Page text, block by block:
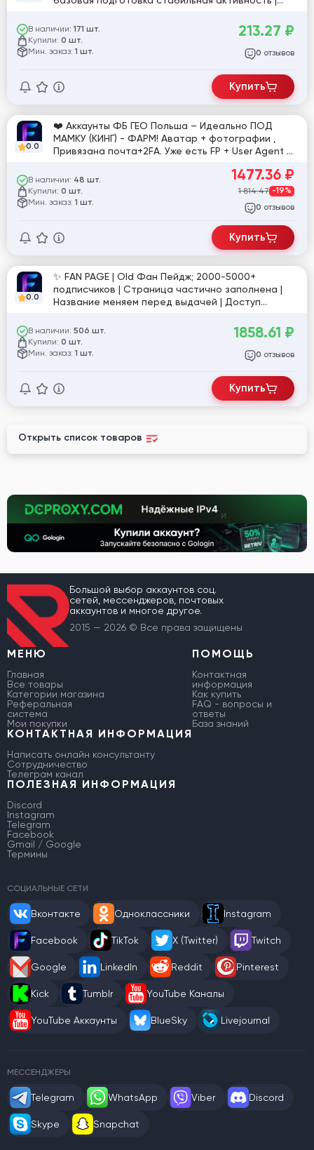
В наличии: 171 шт.
Купили: 0 шт.
Мин. заказ: 1 шт.
213.27 ₽
0 отзывов
Купить
0.0
❤️ Аккаунты ФБ ГЕО Польша – Идеально ПОД
МАМКУ (КИНГ) - ФАРМ! Аватар + фотографии ,
Привязана почта+2FA. Уже есть FP + User Agent +
пикселем ФБ + Переход по предлагамой
рекламе в ленте ФБ. Что бы запускать рекламу
В наличии: 48 шт.
Купили: 0 шт.
Мин. заказ: 1 шт.
1477.36 ₽
1 814.47 -19%
0 отзывов
Купить
0.0
✨ FAN PAGE | Old Фан Пейдж; 2000-5000+
подписчиков | Страница частично заполнена |
Название меняем перед выдачей | Доступ
В наличии: 506 шт.
Купили: 0 шт.
Мин. заказ: 1 шт.
1858.61 ₽
0 отзывов
Купить
Открыть список товаров
Большой выбор аккаунтов соц.
сетей, мессенджеров, почтовых
аккаунтов и многое другое.
2015 — 2026 © Все права защищены
МЕНЮ
Главная
Все товары
Категории магазина
Реферальная
система
Мои покупки
ПОМОЩЬ
Контактная
информация
Как купить
FAQ - вопросы и
ответы
База знаний
КОНТАКТНАЯ ИНФОРМАЦИЯ
Написать онлайн консультанту
Сотрудничество
Телеграм канал
ПОЛЕЗНАЯ ИНФОРМАЦИЯ
Discord
Instagram
Telegram
Facebook
Gmail / Google
Термины
СОЦИАЛЬНЫЕ СЕТИ
Вконтакте Одноклассники Instagram
Facebook TikTok X (Twitter) Twitch
Google LinkedIn Reddit Pinterest
Kick Tumblr YouTube Каналы
YouTube Аккаунты BlueSky Livejournal
МЕССЕНДЖЕРЫ
Telegram WhatsApp Viber Discord
Skype Snapchat